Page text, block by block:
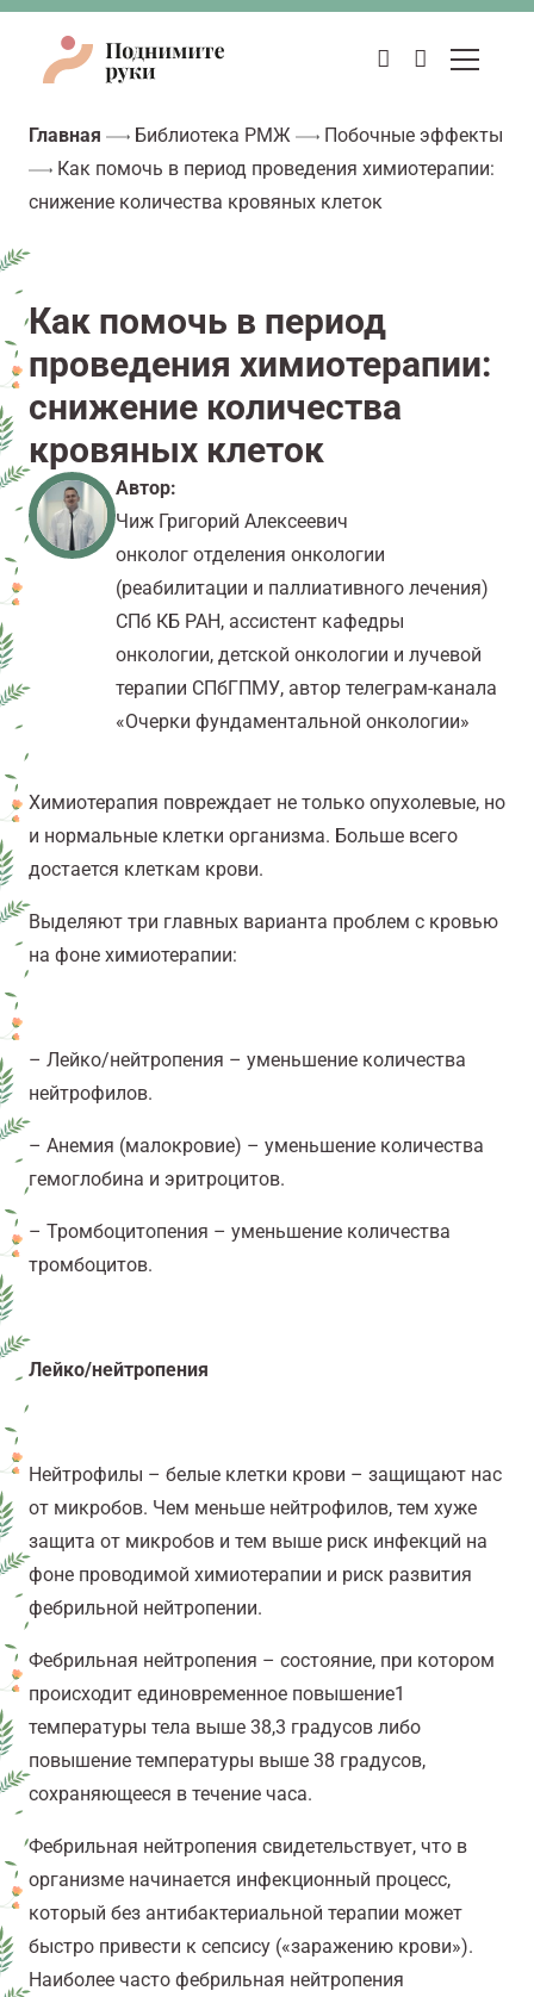
Главная Библиотека РМЖ
Побочные эффекты
Как помочь в период проведения химиотерапии:
снижение количества кровяных клеток
Как помочь в период
проведения химиотерапии:
снижение количества
кровяных клеток
Автор:
Чиж Григорий Алексеевич
онколог отделения онкологии
(реабилитации и паллиативного лечения)
СПб КБ РАН, ассистент кафедры
онкологии, детской онкологии и лучевой
терапии СПбГПМУ, автор телеграм-канала
«Очерки фундаментальной онкологии»
Химиотерапия повреждает не только опухолевые, но
и нормальные клетки организма. Больше всего
достается клеткам крови.
Выделяют три главных варианта проблем с кровью
на фоне химиотерапии:
– Лейко/нейтропения – уменьшение количества
нейтрофилов.
– Анемия (малокровие) – уменьшение количества
гемоглобина и эритроцитов.
– Тромбоцитопения – уменьшение количества
тромбоцитов.
Лейко/нейтропения
Нейтрофилы – белые клетки крови – защищают нас
от микробов. Чем меньше нейтрофилов, тем хуже
защита от микробов и тем выше риск инфекций на
фоне проводимой химиотерапии и риск развития
фебрильной нейтропении.
Фебрильная нейтропения – состояние, при котором
происходит единовременное повышение1
температуры тела выше 38,3 градусов либо
повышение температуры выше 38 градусов,
сохраняющееся в течение часа.
Фебрильная нейтропения свидетельствует, что в
организме начинается инфекционный процесс,
который без антибактериальной терапии может
быстро привести к сепсису («заражению крови»).
Наиболее часто фебрильная нейтропения